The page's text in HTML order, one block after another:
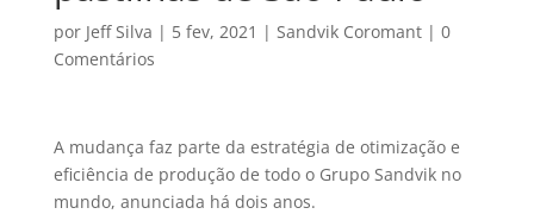
por Jeff Silva | 5 fev, 2021 | Sandvik Coromant| 0
Comentários
A mudança faz parte da estratégia de otimização e
eficiência de produção de todo o Grupo Sandvik no
mundo, anunciada há dois anos.